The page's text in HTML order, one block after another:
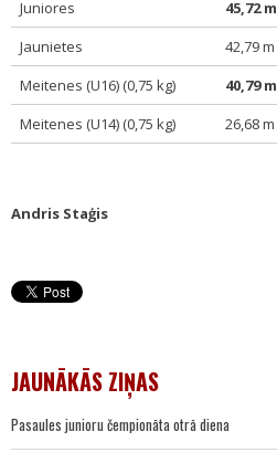
Juniores
45,72 m
Jaunietes
42,79 m
Meitenes (U16) (0,75 kg)
40,79 m
Meitenes (U14) (0,75 kg)
26,68 m
Andris Staģis
JAUNĀKĀS ZIŅAS
Pasaules junioru čempionāta otrā diena